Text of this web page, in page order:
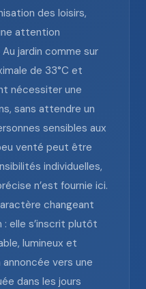
des loisirs,
attention
jardin comme sur
de 33°C et
nécessiter une
sans attendre un
sensibles aux
venté peut être
individuelles,
n’est fournie ici.
changeant
: elle s’inscrit plutôt
lumineux et
vers une
dans les jours